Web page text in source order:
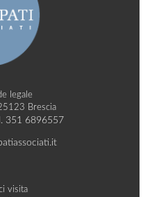
legale
Brescia
351 6896557
visita